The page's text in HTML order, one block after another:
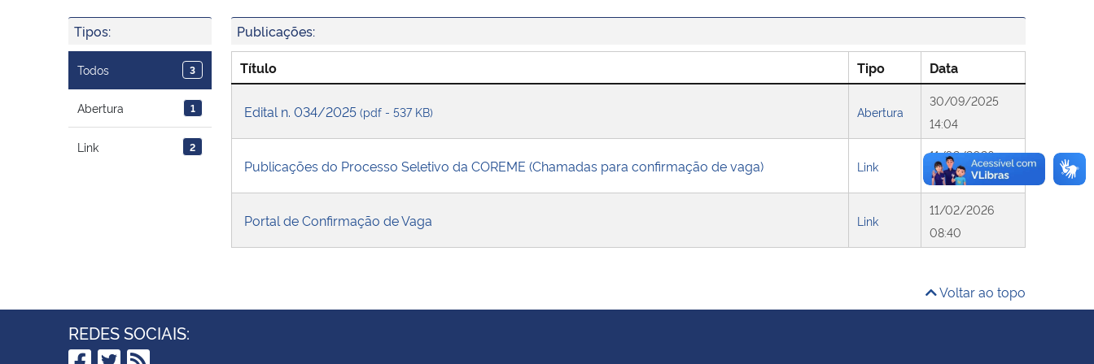
Tipos:
Todos 3
Abertura 1
Link 2
Publicações:
Título Tipo Data
Edital n. 034/2025 (pdf - 537 KB) Abertura
30/09/2025
14:04
Publicações do Processo Seletivo da COREME (Chamadas para confirmação de vaga) Link
11/02/2026
08:40
Portal de Confirmação de Vaga Link
11/02/2026
08:40
Voltar ao topo
REDES SOCIAIS: